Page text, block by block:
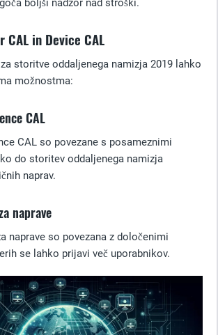
boljši nadzor nad stroški.
CAL in Device CAL
storitve oddaljenega namizja 2019 lahko
možnostma:
CAL
CAL so povezane s posameznimi
do storitev oddaljenega namizja
naprav.
naprave
naprave so povezana z določenimi
se lahko prijavi več uporabnikov.